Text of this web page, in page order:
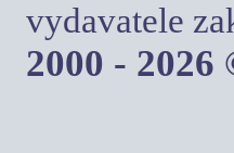
vydavatele
2000 -